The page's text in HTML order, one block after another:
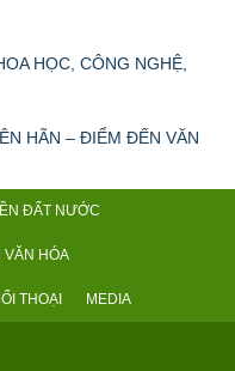
HỌC, CÔNG NGHỆ,
HÃN – ĐIỂM ĐẾN VĂN
ĐẤT NƯỚC
VĂN HÓA
THOẠI MEDIA